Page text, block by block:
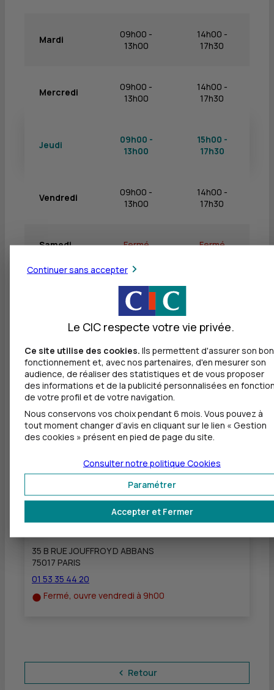
Mardi
09h00 -
13h00
14h00 -
17h30
Mercredi
09h00 -
13h00
14h00 -
17h30
Jeudi
09h00 -
13h00
15h00 -
17h30
Vendredi
09h00 -
13h00
14h00 -
17h30
Samedi Fermé Fermé
Fermé
Autres agences les plus proches
CIC PARIS ETOILE ENTREPRISES
à 440 m
178 RUE DE COURCELLES
75017 PARIS
Fermé, ouvre vendredi à 9h00
CIC PARIS JOUFFROY
à493 m
35 B RUE JOUFFROY D ABBANS
75017 PARIS
01 53 35 44 20
Fermé, ouvre vendredi à 9h00
Retour
Continuer sans accepter
Le CIC respecte votre vie privée.
Ce site utilise des cookies. Ils permettent d'assurer son bon
fonctionnement et, avec nos partenaires, d'en mesurer son
audience, de réaliser des statistiques et de vous proposer
des informations et de la publicité personnalisées en
de votre profil et de votre navigation.
Nous conservons vos choix pendant 6 mois. Vous pouvez à
tout moment changer d’avis en cliquant sur le lien « Gestion
des cookies » présent en pied de page du site.
Accepter et Fermer
Paramétrer
Consulter notre politique Cookies